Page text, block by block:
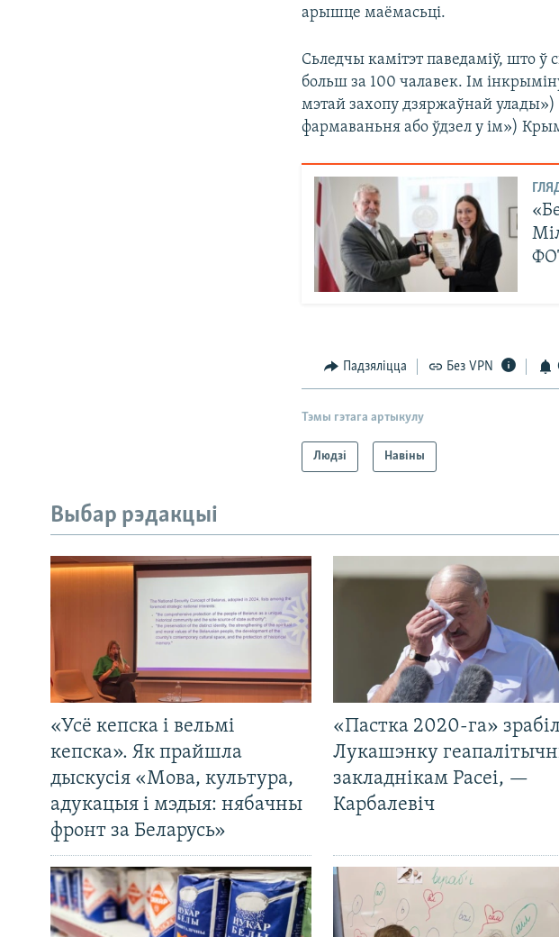
арышце маёмасьці.
Сьледчы камітэт паведаміў, што ў
больш за 100 чалавек. Ім
мэтай захопу дзяржаўнай улады»)
фармаваньня або ўдзел у ім»)
Падзяліцца Без VPN
Тэмы гэтага артыкулу
Людзі Навіны
Выбар рэдакцыі
«Усё кепска і вельмі
кепска». Як прайшла
дыскусія «Мова, культура,
адукацыя і мэдыя: нябачны
фронт за Беларусь»
«Пастка 2020-га»
Лукашэнку
закладнікам Расеі, —
Карбалевіч